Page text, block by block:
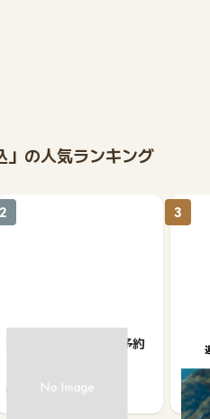
」の人気ランキング
楽天ぐるなびネット予約
80
2
遊
ッ
ュー
3